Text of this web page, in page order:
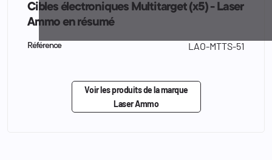
Cibles électroniques Multitarget (x5) - Laser
Ammo en résumé
Référence LAO-MTTS-51
Voir les produits de la marque
Laser Ammo